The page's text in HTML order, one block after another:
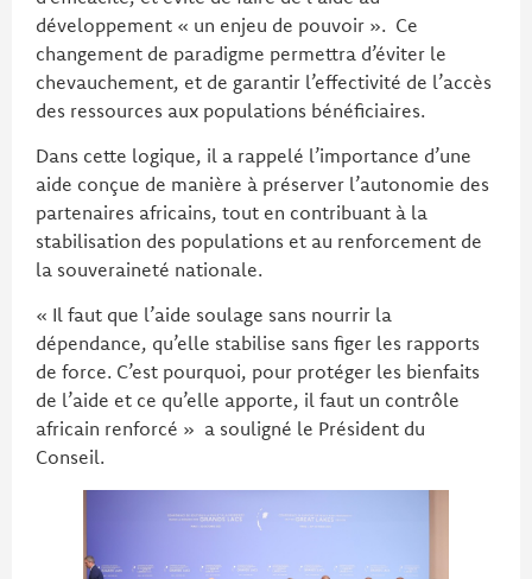
développement « un enjeu de pouvoir ». Ce
changement de paradigme permettra d’éviter le
chevauchement, et de garantir l’effectivité de l’accès
des ressources aux populations bénéficiaires.
Dans cette logique, il a rappelé l’importance d’une
aide conçue de manière à préserver l’autonomie des
partenaires africains, tout en contribuant à la
stabilisation des populations et au renforcement de
la souveraineté nationale.
« Il faut que l’aide soulage sans nourrir la
dépendance, qu’elle stabilise sans figer les rapports
de force. C’est pourquoi, pour protéger les bienfaits
de l’aide et ce qu’elle apporte, il faut un contrôle
africain renforcé » a souligné le Président du
Conseil.